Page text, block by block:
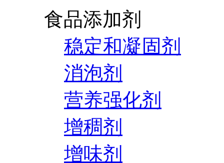
食品添加剂
稳定和凝固剂
消泡剂
营养强化剂
增稠剂
增味剂